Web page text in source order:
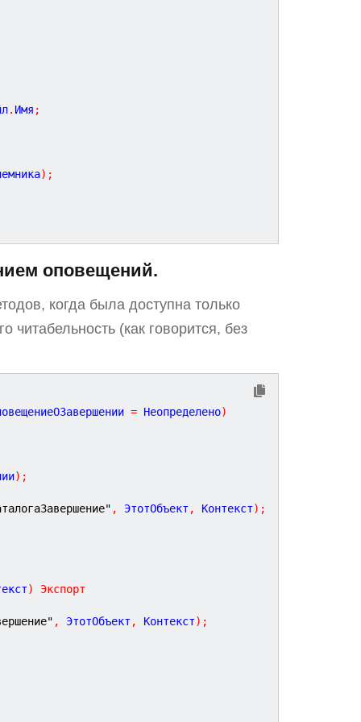
. Имя ;
) ;
оповещений.
когда была доступна только
читабельность (как говорится, без
= Неопределено)
) ;
, ЭтотОбъект , Контекст) ;
) Экспорт
, ЭтотОбъект , Контекст) ;